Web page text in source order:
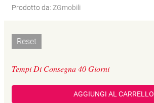
Prodotto da: ZGmobili
Reset
Tempi Di Consegna 40 Giorni
AGGIUNGI AL CARRELLO